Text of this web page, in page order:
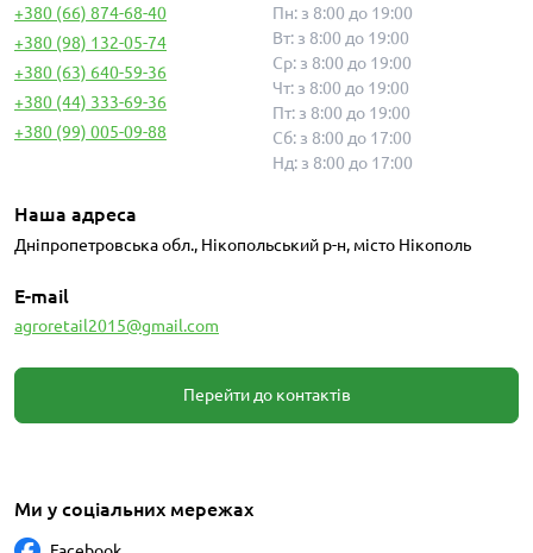
+380 (66) 874-68-40
+380 (98) 132-05-74
+380 (63) 640-59-36
+380 (44) 333-69-36
+380 (99) 005-09-88
Пн: з 8:00 до 19:00
Вт: з 8:00 до 19:00
Ср: з 8:00 до 19:00
Чт: з 8:00 до 19:00
Пт: з 8:00 до 19:00
Сб: з 8:00 до 17:00
Нд: з 8:00 до 17:00
Наша адреса
Дніпропетровська обл., Нікопольський р-н, місто Нікополь
E-mail
agroretail2015@gmail.com
Перейти до контактів
Ми у соціальних мережах